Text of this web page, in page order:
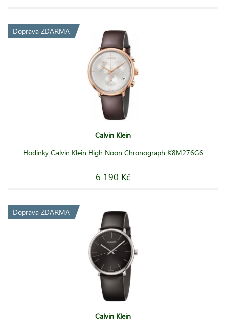
Doprava ZDARMA
Calvin Klein
Hodinky Calvin Klein High Noon Chronograph K8M276G6
6 190 Kč
Doprava ZDARMA
Calvin Klein